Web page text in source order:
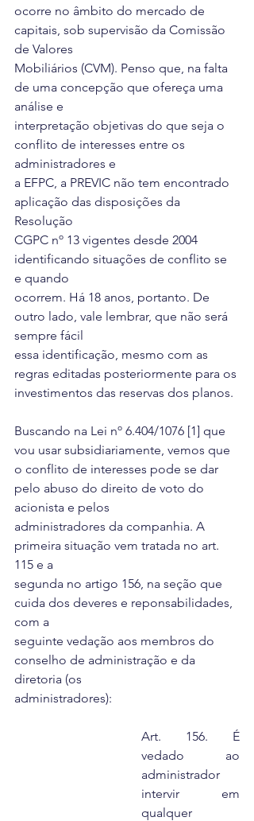
ocorre no âmbito do mercado de
capitais, sob supervisão da Comissão
de Valores
Mobiliários (CVM). Penso que, na falta
de uma concepção que ofereça uma
análise e
interpretação objetivas do que seja o
conflito de interesses entre os
administradores e
a EFPC, a PREVIC não tem encontrado
aplicação das disposições da
Resolução
CGPC nº 13 vigentes desde 2004
identificando situações de conflito se
e quando
ocorrem. Há 18 anos, portanto. De
outro lado, vale lembrar, que não será
sempre fácil
essa identificação, mesmo com as
regras editadas posteriormente para os
investimentos das reservas dos planos.
Buscando na Lei nº 6.404/1076 [1] que
vou usar subsidiariamente, vemos que
o conflito de interesses pode se dar
pelo abuso do direito de voto do
acionista e pelos
administradores da companhia. A
primeira situação vem tratada no art.
115 e a
segunda no artigo 156, na seção que
cuida dos deveres e reponsabilidades,
com a
seguinte vedação aos membros do
conselho de administração e da
diretoria (os
administradores):
Art. 156. É
vedado ao
administrador
intervir em
qualquer